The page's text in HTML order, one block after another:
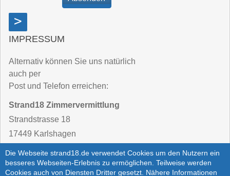
Die Webseite strand18.de verwendet Cookies um den Nutzern ein
besseres Webseiten-Erlebnis zu ermöglichen. Teilweise werden
Cookies auch von Diensten Dritter gesetzt. Nähere Informationen
>
IMPRESSUM
Alternativ können Sie uns natürlich
auch per
Post und Telefon erreichen:
Strand18 Zimmervermittlung
Strandstrasse 18
17449 Karlshagen
Telefon: 03 83 71 / 25 62 - 40